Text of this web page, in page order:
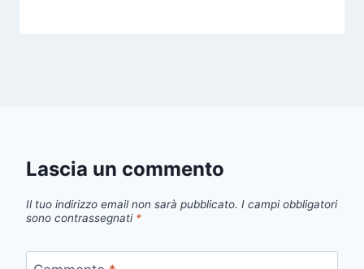
Lascia un commento
Il tuo indirizzo email non sarà pubblicato. I campi obbligatori
sono contrassegnati *